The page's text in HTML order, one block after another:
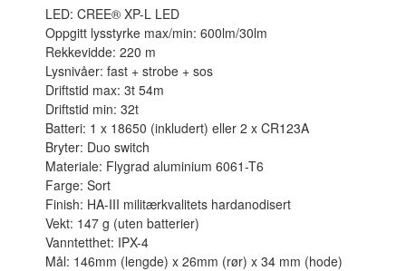
LED: CREE® XP-L LED
Oppgitt lysstyrke max/min: 600lm/30lm
Rekkevidde: 220 m
Lysnivåer: fast + strobe + sos
Driftstid max: 3t 54m
Driftstid min: 32t
Batteri: 1 x 18650 (inkludert) eller 2 x CR123A
Bryter: Duo switch
Materiale: Flygrad aluminium 6061-T6
Farge: Sort
Finish: HA-III militærkvalitets hardanodisert
Vekt: 147 g (uten batterier)
Vanntetthet: IPX-4
Mål: 146mm (lengde) x 26mm (rør) x 34 mm (hode)